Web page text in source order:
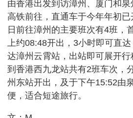
由香港出发到访漳州、厦门和
高铁前往，直通车于今年年初
日前往漳州的主要班次有4班，
上约08:48开出，3小时即可直
达漳州云霄站，出站即可展开
到香港西九龙站共有2班车次，
州东站开出，及于下午15:52由
便，适合短途旅行。